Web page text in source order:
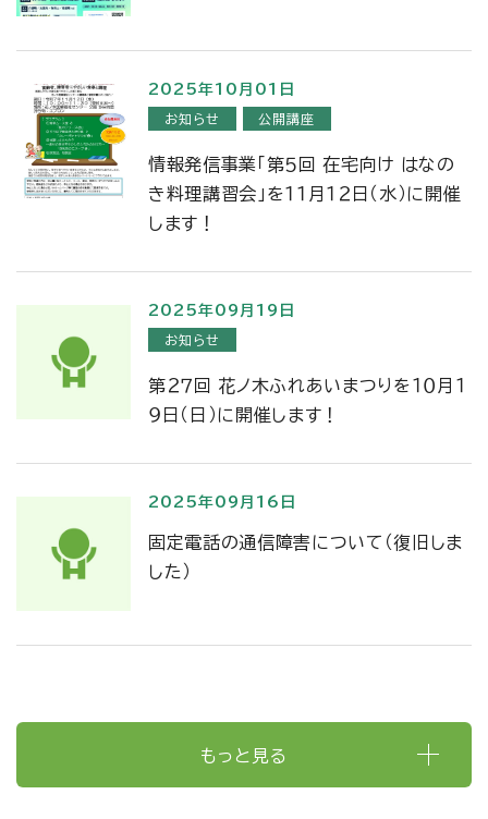
2025年10月01日
お知らせ 公開講座
情報発信事業「第５回 在宅向け はなの
き料理講習会」を１１月１２日（水）に開催
します！
2025年09月19日
お知らせ
第２７回 花ノ木ふれあいまつりを１０月１
９日（日）に開催します！
2025年09月16日
固定電話の通信障害について（復旧しま
した）
もっと見る